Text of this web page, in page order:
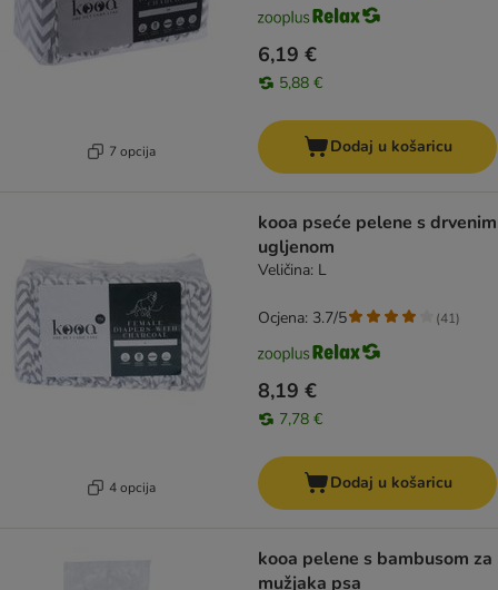
7 opcija
6,19 €
5,88 €
Dodaj u košaricu
4 opcija
kooa pseće pelene s drvenim
ugljenom
Veličina: L
8,19 €
7,78 €
Ocjena: 3.7/5 (41)
Dodaj u košaricu
kooa pelene s bambusom za
mužjaka psa